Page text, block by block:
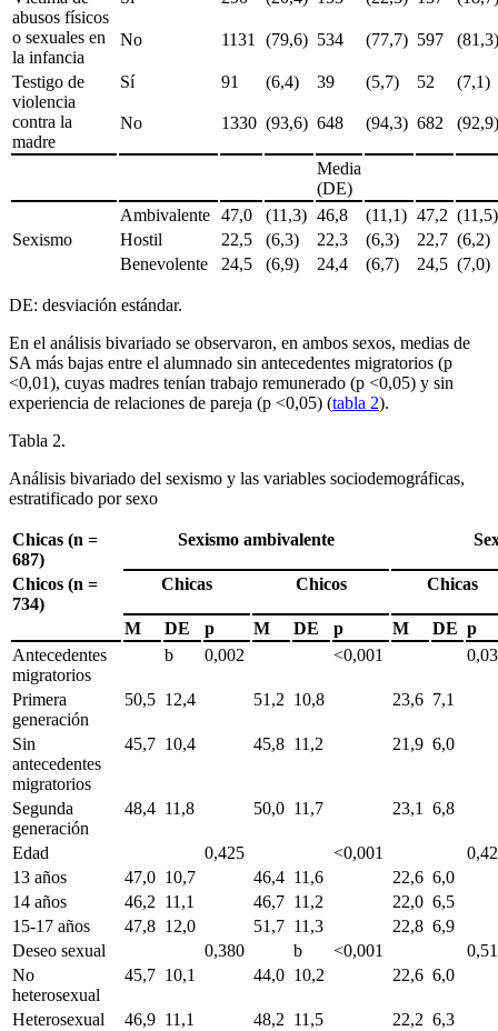
abusos físicos
o sexuales en
la infancia
No 1131 (79,6) 534 (77,7) 597
Testigo de
violencia
contra la
madre
Sí 91 (6,4) 39 (5,7) 52 (7,1)
No 1330 (93,6) 648 (94,3) 682
Media
(DE)
Ambivalente 47,0 (11,3) 46,8 (11,1) 47,2
Sexismo
Hostil 22,5 (6,3) 22,3 (6,3) 22,7 (6,2)
Benevolente
24,5 (6,9) 24,4 (6,7) 24,5 (7,0)
DE: desviación estándar.
En el análisis bivariado se observaron, en ambos sexos, medias de
SA más bajas entre el alumnado sin antecedentes migratorios (p
<0,01), cuyas madres tenían trabajo remunerado (p <0,05) y sin
experiencia de relaciones de pareja (p <0,05) (tabla 2).
Tabla 2.
Análisis bivariado del sexismo y las variables sociodemográficas,
estratificado por sexo
Chicas (n =
687)
Sexismo ambivalente
Chicos (n =
734)
Chicas Chicos Chicas
M DE p M DE p M DE p
Antecedentes
migratorios
b 0,002 <0,001
Primera
generación
50,5 12,4 51,2 10,8 23,6 7,1
Sin
antecedentes
migratorios
45,7 10,4 45,8 11,2 21,9 6,0
Segunda
generación
48,4 11,8 50,0 11,7 23,1 6,8
Edad 0,425 <0,001
13 años
47,0 10,7 46,4 11,6 22,6 6,0
14 años
46,2 11,1 46,7 11,2 22,0 6,5
15-17 años
47,8 12,0 51,7 11,3 22,8 6,9
Deseo sexual
0,380 b <0,001
No
heterosexual
45,7 10,1 44,0 10,2 22,6 6,0
Heterosexual 46,9 11,1 48,2 11,5 22,2 6,3